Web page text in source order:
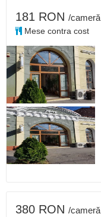
181 RON /cameră
Mese contra cost
380 RON /cameră